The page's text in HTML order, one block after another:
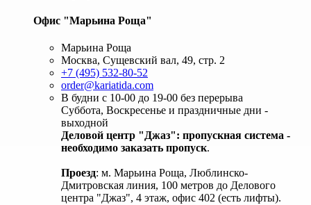
Офис "Марьина Роща"
Марьина Роща
Москва, Сущевский вал, 49, стр. 2
+7 (495) 532-80-52
order@kariatida.com
В будни с 10-00 до 19-00 без перерыва
Суббота, Воскресенье и праздничные дни -
выходной
Деловой центр "Джаз": пропускная система -
необходимо заказать пропуск.
Проезд: м. Марьина Роща, Люблинско-
Дмитровская линия, 100 метров до Делового
центра "Джаз", 4 этаж, офис 402 (есть лифты).